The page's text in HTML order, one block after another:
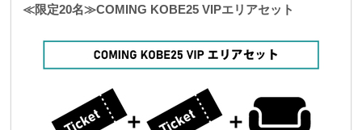
≪限定20名≫COMING KOBE25 VIPエリアセット